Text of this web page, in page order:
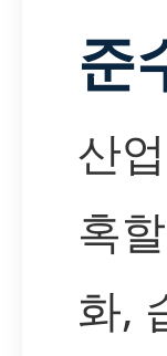
준
산
혹
화,